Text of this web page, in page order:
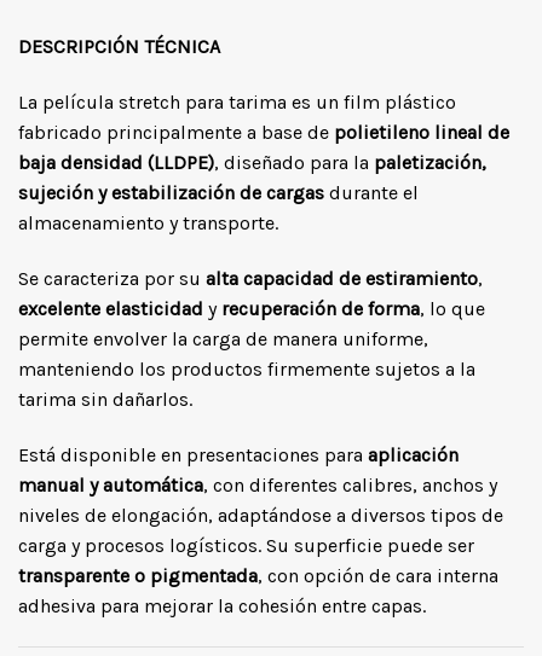
DESCRIPCIÓN TÉCNICA
La película stretch para tarima es un film plástico
fabricado principalmente a base de polietileno lineal de
baja densidad (LLDPE), diseñado para la paletización,
sujeción y estabilización de cargas durante el
almacenamiento y transporte.
Se caracteriza por su alta capacidad de estiramiento,
excelente elasticidad y recuperación de forma, lo que
permite envolver la carga de manera uniforme,
manteniendo los productos firmemente sujetos a la
tarima sin dañarlos.
Está disponible en presentaciones para aplicación
manual y automática, con diferentes calibres, anchos y
niveles de elongación, adaptándose a diversos tipos de
carga y procesos logísticos. Su superficie puede ser
transparente o pigmentada, con opción de cara interna
adhesiva para mejorar la cohesión entre capas.